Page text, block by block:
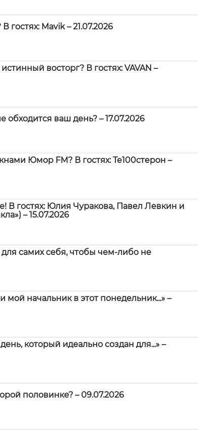
Mavik – 21.07.2026
восторг? В гостях: VAVAN –
ваш день? – 17.07.2026
Юмор FM? В гостях: Те100стерон –
В гостях: Юлия Чуракова, Павел Левкин и
– 15.07.2026
самих себя, чтобы чем-либо не
начальник в этот понедельник...» –
который идеально создан для...» –
половинке? – 09.07.2026